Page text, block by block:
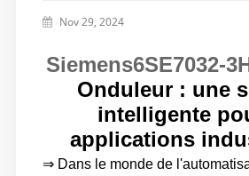
Nov 29, 2024
Siemens6SE7032-
Onduleur : une
intelligente
applications
⇒ Dans le monde de